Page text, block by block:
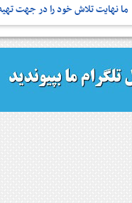
ما نهایت تلاش خود را در جهت